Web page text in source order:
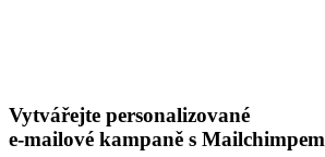
Vytvářejte personalizované
e-mailové kampaně s Mailchimpem